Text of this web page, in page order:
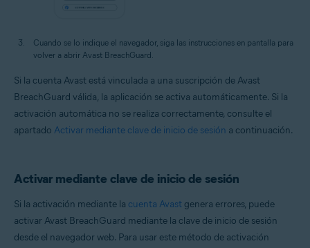
Cuando se lo indique el navegador, siga las instrucciones en pantalla para
volver a abrir Avast BreachGuard.
Si la cuenta Avast está vinculada a una suscripción de Avast
BreachGuard válida, la aplicación se activa automáticamente. Si la
activación automática no se realiza correctamente, consulte el
apartado Activar mediante clave de inicio de sesión a continuación.
Activar mediante clave de inicio de sesión
Si la activación mediante la cuenta Avast genera errores, puede
activar Avast BreachGuard mediante la clave de inicio de sesión
desde el navegador web. Para usar este método de activación